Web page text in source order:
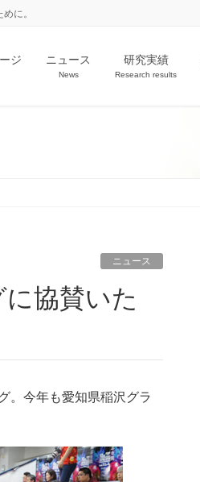
に。
ジ ニュース
News
研究実績
Research results
ニュース
。今年も愛知県稲沢グラ